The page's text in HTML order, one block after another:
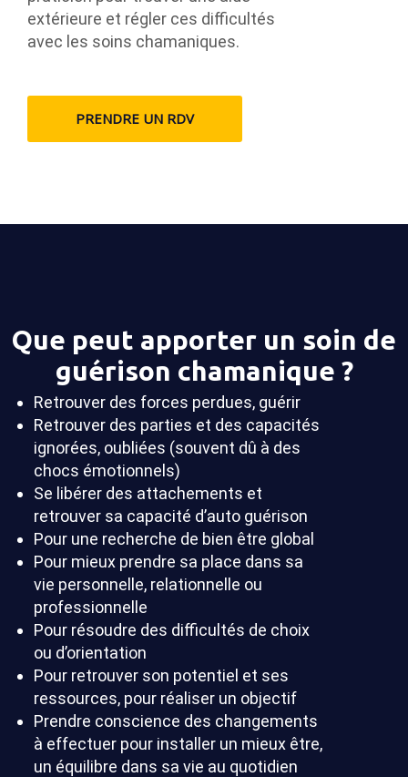
extérieure et régler ces difficultés
avec les soins chamaniques.
PRENDRE UN RDV
Que peut apporter un soin de
guérison chamanique ?
Retrouver des forces perdues, guérir
Retrouver des parties et des capacités
ignorées, oubliées (souvent dû à des
chocs émotionnels)
Se libérer des attachements et
retrouver sa capacité d’auto guérison
Pour une recherche de bien être global
Pour mieux prendre sa place dans sa
vie personnelle, relationnelle ou
professionnelle
Pour résoudre des difficultés de choix
ou d’orientation
Pour retrouver son potentiel et ses
ressources, pour réaliser un objectif
Prendre conscience des changements
à effectuer pour installer un mieux être,
un équilibre dans sa vie au quotidien